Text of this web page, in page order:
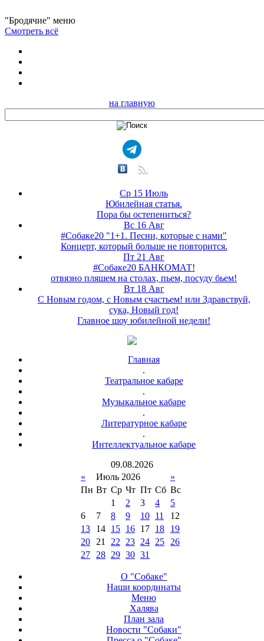
"Бродячие" меню
Смотреть всё
на главную
Ср 15 Июль
Юбилейная статья.
Пора бы остепениться?
Вс 16 Авг
#Собаке20 "1+1. Песни, которые с нами"
Концерт, который больше не повторится.
Пт 21 Авг
#Собаке20 БАНКОМАТ!
отвязно пляшем на столах, пьем, посуду бьем!
Вт 18 Авг
С Новым годом, с Новым счастьем! или Здравствуй,
сука, Новый год!
Главное шоу юбилейной недели!
Главная
.
Театральное кабаре
.
Музыкальное кабаре
.
Литературное кабаре
.
Интеллектуальное кабаре
09.08.2026
«
Июль 2026
»
Пн Вт Ср Чт Пт Сб Вс
1
2 3 4
5
6
7 8 9 10 11
12
13
14 15 16 17 18
19
20
21 22 23 24 25
26
27
28 29 30 31
О "Собаке"
Наши координаты
Меню
Халява
План зала
Новости "Собаки"